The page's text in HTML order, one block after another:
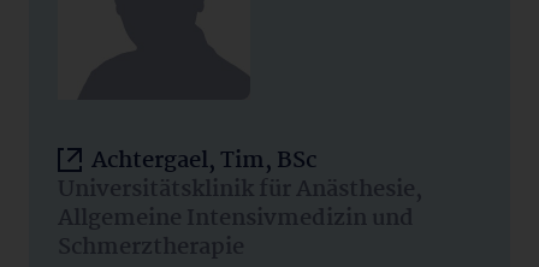
Achtergael, Tim, BSc
Universitätsklinik für Anästhesie,
Allgemeine Intensivmedizin und
Schmerztherapie